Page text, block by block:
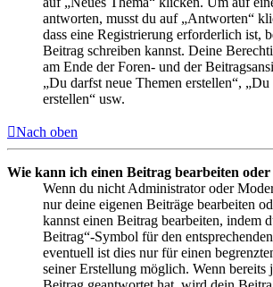
antworten, musst du auf „Antworten“
dass eine Registrierung erforderlich ist,
Beitrag schreiben kannst. Deine
am Ende der Foren- und der
„Du darfst neue Themen erstellen“,
erstellen“ usw.
Nach oben
Wie kann ich einen Beitrag bearbeiten oder
Wenn du nicht Administrator oder
nur deine eigenen Beiträge bearbeiten
kannst einen Beitrag bearbeiten, indem
Beitrag“-Symbol für den
eventuell ist dies nur für einen
seiner Erstellung möglich. Wenn bereits